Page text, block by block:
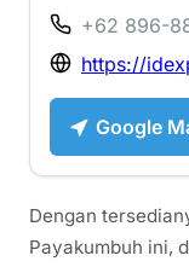
+62 896-
https://
Google
Dengan
Payakumbuh ini,